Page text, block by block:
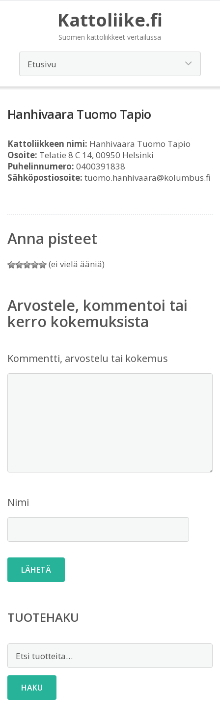
Kattoliike.fi
Suomen kattoliikkeet vertailussa
Hanhivaara Tuomo Tapio
Kattoliikkeen nimi: Hanhivaara Tuomo Tapio
Osoite: Telatie 8 C 14, 00950 Helsinki
Puhelinnumero: 0400391838
Sähköpostiosoite: tuomo.hanhivaara@kolumbus.fi
Anna pisteet
(ei vielä ääniä)
Arvostele, kommentoi tai
kerro kokemuksista
Kommentti, arvostelu tai kokemus
Nimi
TUOTEHAKU
HAKU